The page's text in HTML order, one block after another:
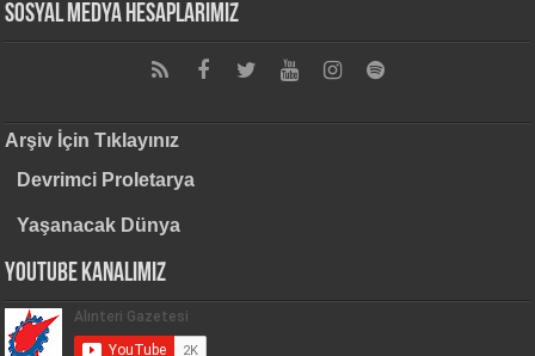
Sosyal Medya Hesaplarımız
Arşiv İçin Tıklayınız
Devrimci Proletarya
Yaşanacak Dünya
Youtube Kanalımız